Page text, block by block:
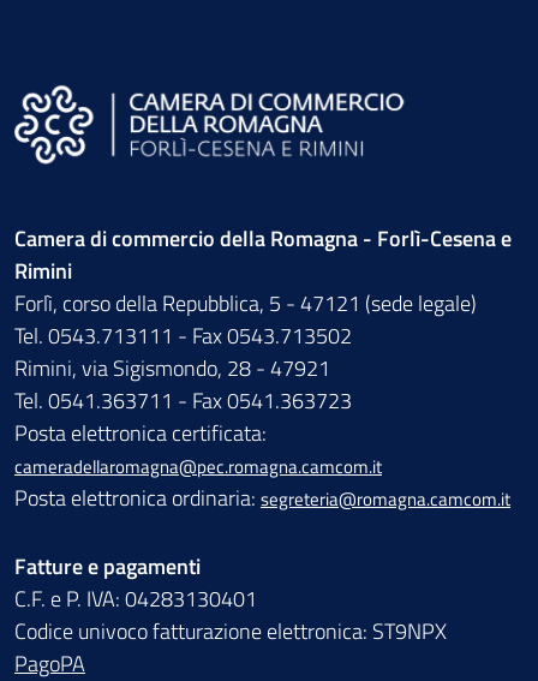
Camera di commercio della Romagna - Forlì-Cesena e
Rimini
Forlì, corso della Repubblica, 5 - 47121 (sede legale)
Tel. 0543.713111 - Fax 0543.713502
Rimini, via Sigismondo, 28 - 47921
Tel. 0541.363711 - Fax 0541.363723
Posta elettronica certificata:
cameradellaromagna@pec.romagna.camcom.it
Posta elettronica ordinaria: segreteria@romagna.camcom.it
Fatture e pagamenti
C.F. e P. IVA: 04283130401
Codice univoco fatturazione elettronica: ST9NPX
PagoPA